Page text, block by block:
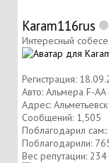
Karam116rus
Интересный
Регистрация:
Авто: Альмера F-
Адрес: Альметьевск
Сообщений: 1,505
Поблагодарил
Поблагодарили:
Вес репутации: 234